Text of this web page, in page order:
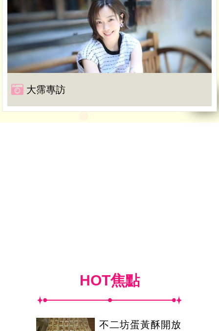
大霈專訪
HOT焦點
不二坊蛋黃酥開放